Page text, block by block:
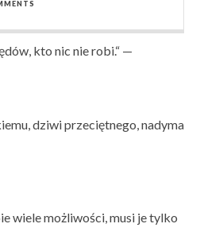
kto nic nie robi.“ —
dziwi przeciętnego, nadyma
wiele możliwości, musi je tylko